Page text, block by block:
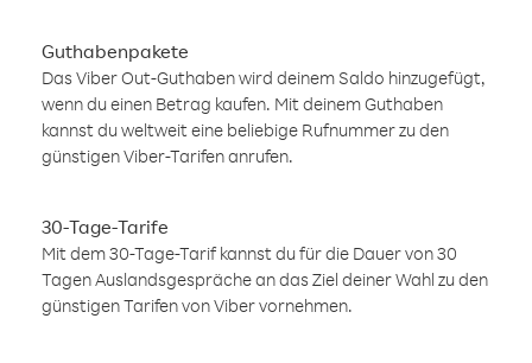
Guthabenpakete
Das Viber Out-Guthaben wird deinem Saldo hinzugefügt,
wenn du einen Betrag kaufen. Mit deinem Guthaben
kannst du weltweit eine beliebige Rufnummer zu den
günstigen Viber-Tarifen anrufen.
30-Tage-Tarife
Mit dem 30-Tage-Tarif kannst du für die Dauer von 30
Tagen Auslandsgespräche an das Ziel deiner Wahl zu den
günstigen Tarifen von Viber vornehmen.